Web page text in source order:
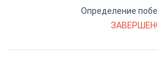
Определение